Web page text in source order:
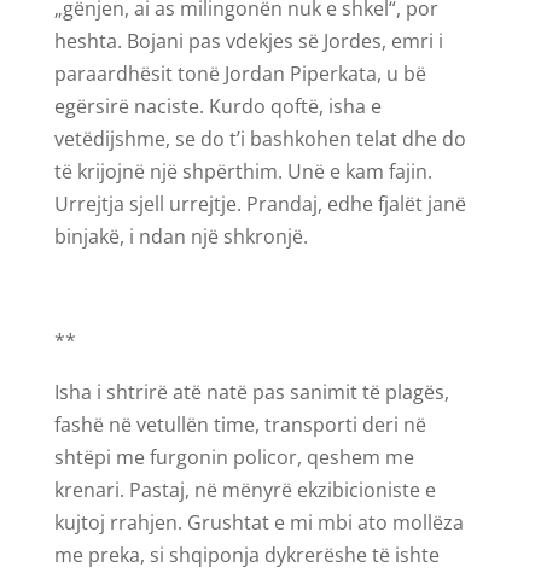
„gënjen, ai as milingonën nuk e shkel“, por
heshta. Bojani pas vdekjes së Jordes, emri i
paraardhësit tonë Jordan Piperkata, u bë
egërsirë naciste. Kurdo qoftë, isha e
vetëdijshme, se do t’i bashkohen telat dhe do
të krijojnë një shpërthim. Unë e kam fajin.
Urrejtja sjell urrejtje. Prandaj, edhe fjalët janë
binjakë, i ndan një shkronjë.
**
Isha i shtrirë atë natë pas sanimit të plagës,
fashë në vetullën time, transporti deri në
shtëpi me furgonin policor, qeshem me
krenari. Pastaj, në mënyrë ekzibicioniste e
kujtoj rrahjen. Grushtat e mi mbi ato mollëza
me preka, si shqiponja dykrerëshe të ishte